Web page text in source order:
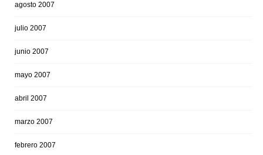
agosto 2007
julio 2007
junio 2007
mayo 2007
abril 2007
marzo 2007
febrero 2007